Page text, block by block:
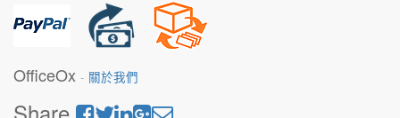
OfficeOx - 關於我們